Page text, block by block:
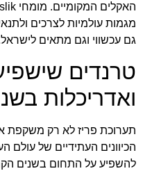
האקלים המקומיים. מומחי
מגמות עולמיות לצרכים
גם עכשווי וגם מתאים
טרנדים
ואדריכלות
תערוכת פריז לא רק משקפת
הכיוונים העתידיים של עולם
להשפיע על התחום בשנים